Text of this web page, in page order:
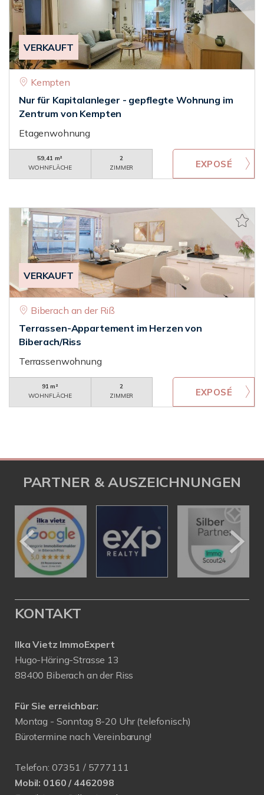
VERKAUFT
Kempten
Nur für Kapitalanleger - gepflegte Wohnung im
Zentrum von Kempten
Etagenwohnung
59,41 m²
WOHNFLÄCHE
2
ZIMMER
VERKAUFT
Biberach an der Riß
Terrassen-Appartement im Herzen von
Biberach/Riss
Terrassenwohnung
91 m²
WOHNFLÄCHE
2
ZIMMER
PARTNER & AUSZEICHNUNGEN
KONTAKT
Ilka Vietz ImmoExpert
Hugo-Häring-Strasse 13
88400 Biberach an der Riss
Für Sie erreichbar:
Montag - Sonntag 8-20 Uhr (telefonisch)
Bürotermine nach Vereinbarung!
Telefon: 07351 / 5777111
Mobil: 0160 / 4462098